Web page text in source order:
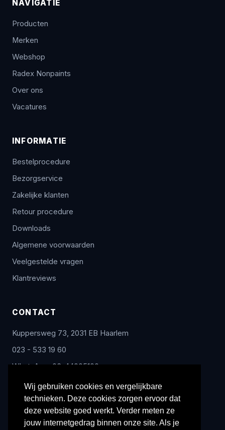
Wij gebruiken cookies en vergelijkbare
technieken. Deze cookies zorgen ervoor dat
deze website goed werkt. Verder meten ze
jouw internetgedrag binnen onze site. Als je
NAVIGATIE
Producten
Merken
Webshop
Radex Nonpaints
Over ons
Vacatures
INFORMATIE
Bestelprocedure
Bezorgservice
Zakelijke klanten
Retour procedure
Downloads
Algemene voorwaarden
Veelgestelde vragen
Klantreviews
CONTACT
Kuppersweg 73, 2031 EB Haarlem
023 - 533 19 60
WhatsApp: 06-44005100
info@radex-benelux.nl
Ma – Vrij: 9:00 – 17:00